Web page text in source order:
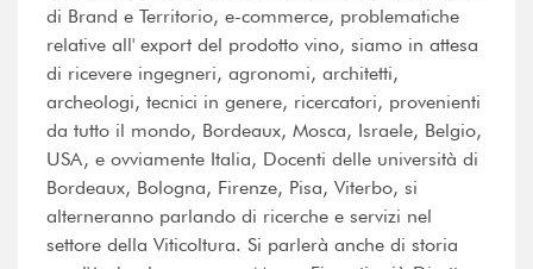
di Brand e Territorio, e-commerce, problematiche
relative all' export del prodotto vino, siamo in attesa
di ricevere ingegneri, agronomi, architetti,
archeologi, tecnici in genere, ricercatori, provenienti
da tutto il mondo, Bordeaux, Mosca, Israele, Belgio,
USA, e ovviamente Italia, Docenti delle università di
Bordeaux, Bologna, Firenze, Pisa, Viterbo, si
alterneranno parlando di ricerche e servizi nel
settore della Viticoltura. Si parlerà anche di storia